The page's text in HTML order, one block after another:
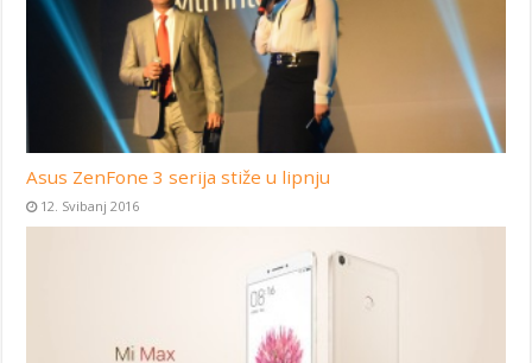
Asus ZenFone 3 serija stiže u lipnju
12. Svibanj 2016